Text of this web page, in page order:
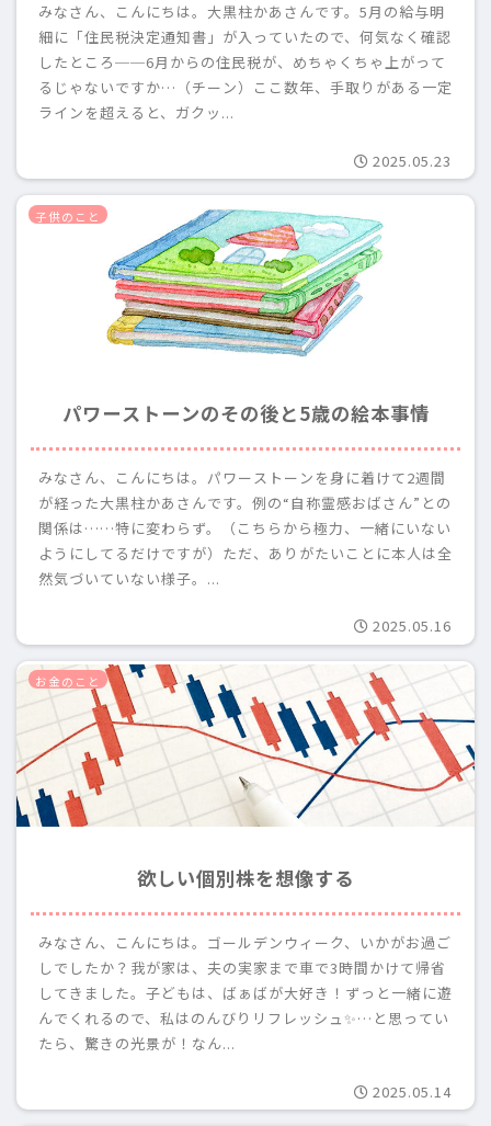
みなさん、こんにちは。大黒柱かあさんです。5月の給与明
細に「住民税決定通知書」が入っていたので、何気なく確認
したところ──6月からの住民税が、めちゃくちゃ上がって
るじゃないですか…（チーン）ここ数年、手取りがある一定
ラインを超えると、ガクッ...
2025.05.23
子供のこと
パワーストーンのその後と5歳の絵本事情
みなさん、こんにちは。パワーストーンを身に着けて2週間
が経った大黒柱かあさんです。例の“自称霊感おばさん”との
関係は……特に変わらず。（こちらから極力、一緒にいない
ようにしてるだけですが）ただ、ありがたいことに本人は全
然気づいていない様子。...
2025.05.16
お金のこと
欲しい個別株を想像する
みなさん、こんにちは。ゴールデンウィーク、いかがお過ご
しでしたか？我が家は、夫の実家まで車で3時間かけて帰省
してきました。子どもは、ばぁばが大好き！ずっと一緒に遊
んでくれるので、私はのんびりリフレッシュ✨…と思ってい
たら、驚きの光景が！なん...
2025.05.14